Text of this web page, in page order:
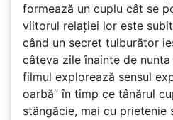
formează un cuplu cât se
viitorul relației lor este
când un secret tulburător
câteva zile înainte de
filmul explorează sensul
oarbă” în timp ce tânărul
stângăcie, mai cu prietenie